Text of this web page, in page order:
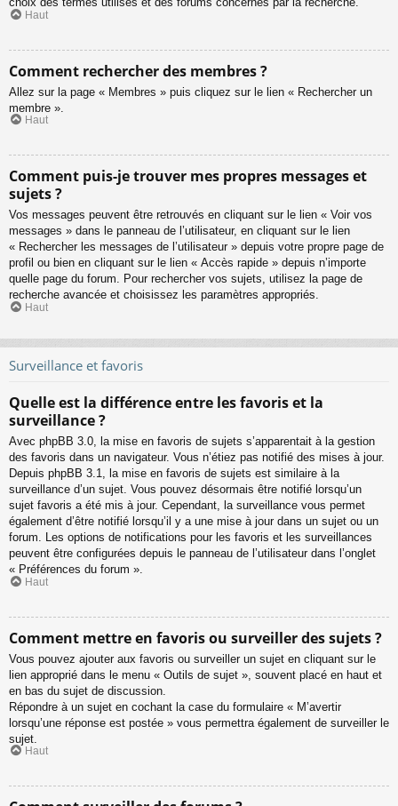
Haut
Comment rechercher des membres ?
Allez sur la page « Membres » puis cliquez sur le lien « Rechercher un
membre ».
Haut
Comment puis-je trouver mes propres messages et
sujets ?
Vos messages peuvent être retrouvés en cliquant sur le lien « Voir vos
messages » dans le panneau de l’utilisateur, en cliquant sur le lien
« Rechercher les messages de l’utilisateur » depuis votre propre page de
profil ou bien en cliquant sur le lien « Accès rapide » depuis n’importe
quelle page du forum. Pour rechercher vos sujets, utilisez la page de
recherche avancée et choisissez les paramètres appropriés.
Haut
Surveillance et favoris
Quelle est la différence entre les favoris et la
surveillance ?
Avec phpBB 3.0, la mise en favoris de sujets s’apparentait à la gestion
des favoris dans un navigateur. Vous n’étiez pas notifié des mises à jour.
Depuis phpBB 3.1, la mise en favoris de sujets est similaire à la
surveillance d’un sujet. Vous pouvez désormais être notifié lorsqu’un
sujet favoris a été mis à jour. Cependant, la surveillance vous permet
également d’être notifié lorsqu’il y a une mise à jour dans un sujet ou un
forum. Les options de notifications pour les favoris et les surveillances
peuvent être configurées depuis le panneau de l’utilisateur dans l’onglet
« Préférences du forum ».
Haut
Comment mettre en favoris ou surveiller des sujets ?
Vous pouvez ajouter aux favoris ou surveiller un sujet en cliquant sur le
lien approprié dans le menu « Outils de sujet », souvent placé en haut et
en bas du sujet de discussion.
Répondre à un sujet en cochant la case du formulaire « M’avertir
lorsqu’une réponse est postée » vous permettra également de surveiller le
sujet.
Haut